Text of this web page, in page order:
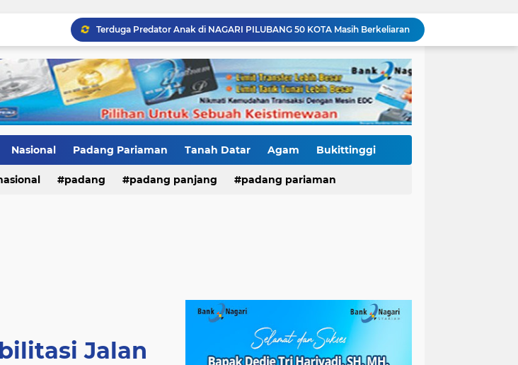
Terduga Predator Anak di NAGARI PILUBANG 50 KOTA Masih Berkeliaran
Mendedikasikan Kasih, Menguatkan Negeri: Ditlantas Polda Sumbar Apresiasi Peran Dharma Wanita sebagai Pilar Pengabdian
Polantas Karib Tidak Hanya Atur Jalan, Ditlantas Polda Sumbar Hadir Menyentuh Denyut Ekonomi Rakyat
Baru Mendarat di Padang, Zigo Rolanda Langsung Nyemplung ke Lokasi Banjir Dampingi Fadly Amran Evakuasi Warga
Diduga Ada Proyek "Ghaib" SPAM di Sumbar, Kemen PU dan Hutama Karya Disorot
Pawai Telong-Telong: Ketika Jejak Perjuangan Bergeser Menjadi Panggung Perayaan
Nasional Padang Pariaman Tanah Datar Agam Bukittinggi
padang padang panjang padang pariaman
Jalan